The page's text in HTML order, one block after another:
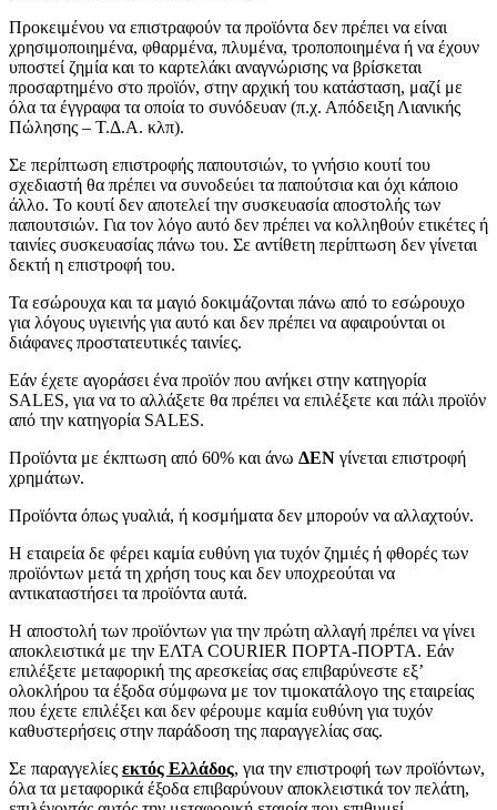
Προκειμένου να επιστραφούν τα προϊόντα δεν πρέπει να είναι
χρησιμοποιημένα, φθαρμένα, πλυμένα, τροποποιημένα ή να έχουν
υποστεί ζημία και το καρτελάκι αναγνώρισης να βρίσκεται
προσαρτημένο στο προϊόν, στην αρχική του κατάσταση, μαζί με
όλα τα έγγραφα τα οποία το συνόδευαν (π.χ. Απόδειξη Λιανικής
Πώλησης – Τ.Δ.Α. κλπ).
Σε περίπτωση επιστροφής παπουτσιών, το γνήσιο κουτί του
σχεδιαστή θα πρέπει να συνοδεύει τα παπούτσια και όχι κάποιο
άλλο. Το κουτί δεν αποτελεί την συσκευασία αποστολής των
παπουτσιών. Για τον λόγο αυτό δεν πρέπει να κολληθούν ετικέτες ή
ταινίες συσκευασίας πάνω του. Σε αντίθετη περίπτωση δεν γίνεται
δεκτή η επιστροφή του.
Τα εσώρουχα και τα μαγιό δοκιμάζονται πάνω από το εσώρουχο
για λόγους υγιεινής για αυτό και δεν πρέπει να αφαιρούνται οι
διάφανες προστατευτικές ταινίες.
Εάν έχετε αγοράσει ένα προϊόν που ανήκει στην κατηγορία
SALES, για να το αλλάξετε θα πρέπει να επιλέξετε και πάλι προϊόν
από την κατηγορία SALES.
Προϊόντα με έκπτωση από 60% και άνω ΔΕΝ γίνεται επιστροφή
χρημάτων.
Προϊόντα όπως γυαλιά, ή κοσμήματα δεν μπορούν να αλλαχτούν.
Η εταιρεία δε φέρει καμία ευθύνη για τυχόν ζημιές ή φθορές των
προϊόντων μετά τη χρήση τους και δεν υποχρεούται να
αντικαταστήσει τα προϊόντα αυτά.
Η αποστολή των προϊόντων για την πρώτη αλλαγή πρέπει να γίνει
αποκλειστικά με την ΕΛΤΑ COURIER ΠΟΡΤΑ-ΠΟΡΤΑ. Εάν
επιλέξετε μεταφορική της αρεσκείας σας επιβαρύνεστε εξ’
ολοκλήρου τα έξοδα σύμφωνα με τον τιμοκατάλογο της εταιρείας
που έχετε επιλέξει και δεν φέρουμε καμία ευθύνη για τυχόν
καθυστερήσεις στην παράδοση της παραγγελίας σας.
Σε παραγγελίες εκτός Ελλάδος, για την επιστροφή των προϊόντων,
όλα τα μεταφορικά έξοδα επιβαρύνουν αποκλειστικά τον πελάτη,